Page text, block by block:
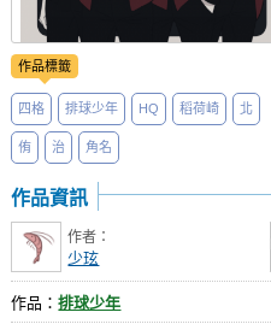
作品標籤
四格 排球少年 HQ 稻荷崎 北
侑 治 角名
作品資訊
作者：
少玹
作品：排球少年